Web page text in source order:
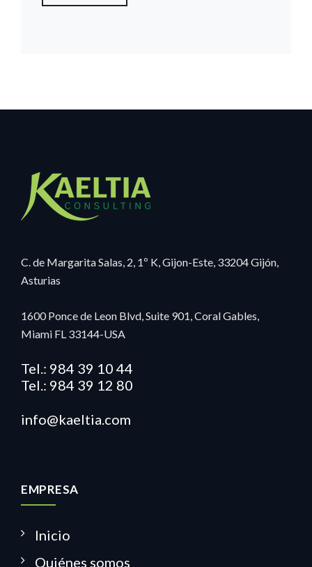
C. de Margarita Salas, 2, 1º K, Gijon-Este, 33204 Gijón,
Asturias
1600 Ponce de Leon Blvd, Suite 901, Coral Gables,
Miami FL 33144-USA
Tel.: 984 39 10 44
Tel.: 984 39 12 80
info@kaeltia.com
EMPRESA
Inicio
Quiénes somos